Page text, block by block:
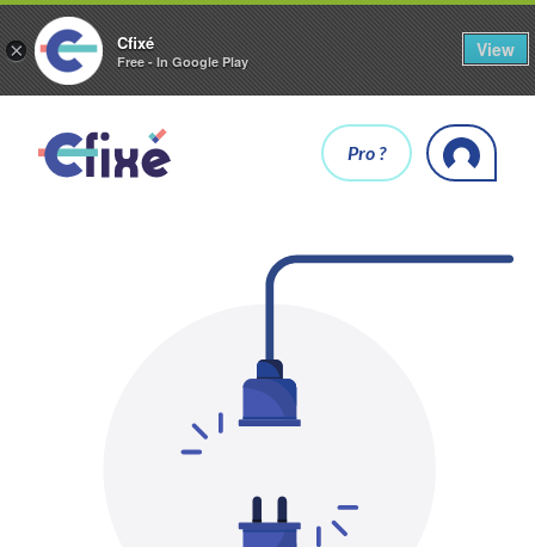
× Cfixé
Free - In Google Play
View
Pro ?